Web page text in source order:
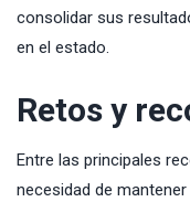
consolidar sus
en el estado.
Retos y
Entre las principales
necesidad de